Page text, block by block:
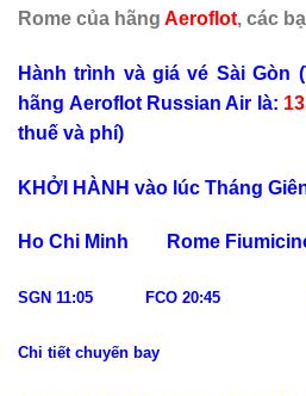
Rome của hãng Aeroflot, các
Hành trình và giá vé Sài Gòn
hãng Aeroflot Russian Air là:
thuế và phí)
KHỞI HÀNH vào lúc Tháng
Ho Chi Minh Rome
SGN 11:05 FCO 20:45 1
Chi tiết chuyến bay